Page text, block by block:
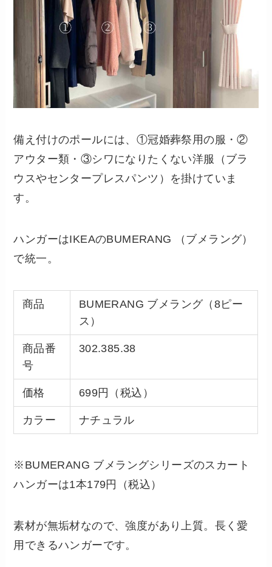
備え付けのポールには、①冠婚葬祭用の服・②
アウター類・③シワになりたくない洋服（ブラ
ウスやセンタープレスパンツ）を掛けていま
す。
ハンガーはIKEAのBUMERANG （ブメラング）
で統一。
商品
BUMERANG ブメラング（8ピー
ス）
商品番
号
302.385.38
価格 699円（税込）
カラー ナチュラル
※BUMERANG ブメラングシリーズのスカート
ハンガーは1本179円（税込）
素材が無垢材なので、強度があり上質。長く愛
用できるハンガーです。